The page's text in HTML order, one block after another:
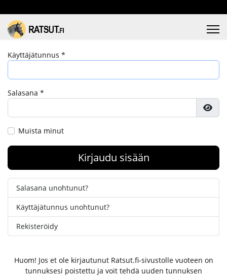
Käyttäjätunnus *
Salasana *
Muista minut
Kirjaudu sisään
Salasana unohtunut?
Käyttäjätunnus unohtunut?
Rekisteröidy
Huom! Jos et ole kirjautunut Ratsut.fi-sivustolle vuoteen on
tunnuksesi poistettu ja voit tehdä uuden tunnuksen